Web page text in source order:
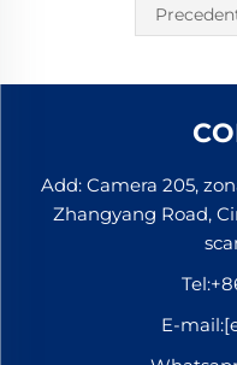
Add: Camera 205,
Zhangyang Road,
Tel:
E-mail: